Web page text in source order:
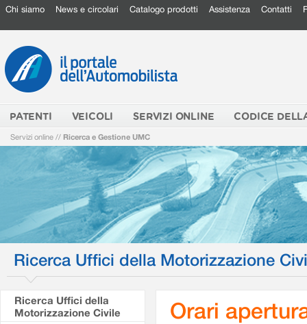
Chi siamo News e circolari Catalogo prodotti Assistenza Contatti
PATENTI VEICOLI SERVIZI ONLINE CODICE
Servizi online // Ricerca e Gestione UMC
Ricerca Uffici della Motorizzazione
Ricerca Uffici della
Motorizzazione Civile
Orari